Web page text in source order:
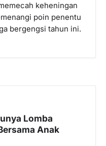
keheningan
poin penentu
bergengsi tahun ini.
Lomba
Anak